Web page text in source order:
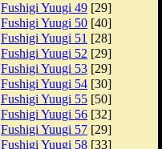
Fushigi Yuugi 49 [29]
Fushigi Yuugi 50 [40]
Fushigi Yuugi 51 [28]
Fushigi Yuugi 52 [29]
Fushigi Yuugi 53 [29]
Fushigi Yuugi 54 [30]
Fushigi Yuugi 55 [50]
Fushigi Yuugi 56 [32]
Fushigi Yuugi 57 [29]
Fushigi Yuugi 58 [33]